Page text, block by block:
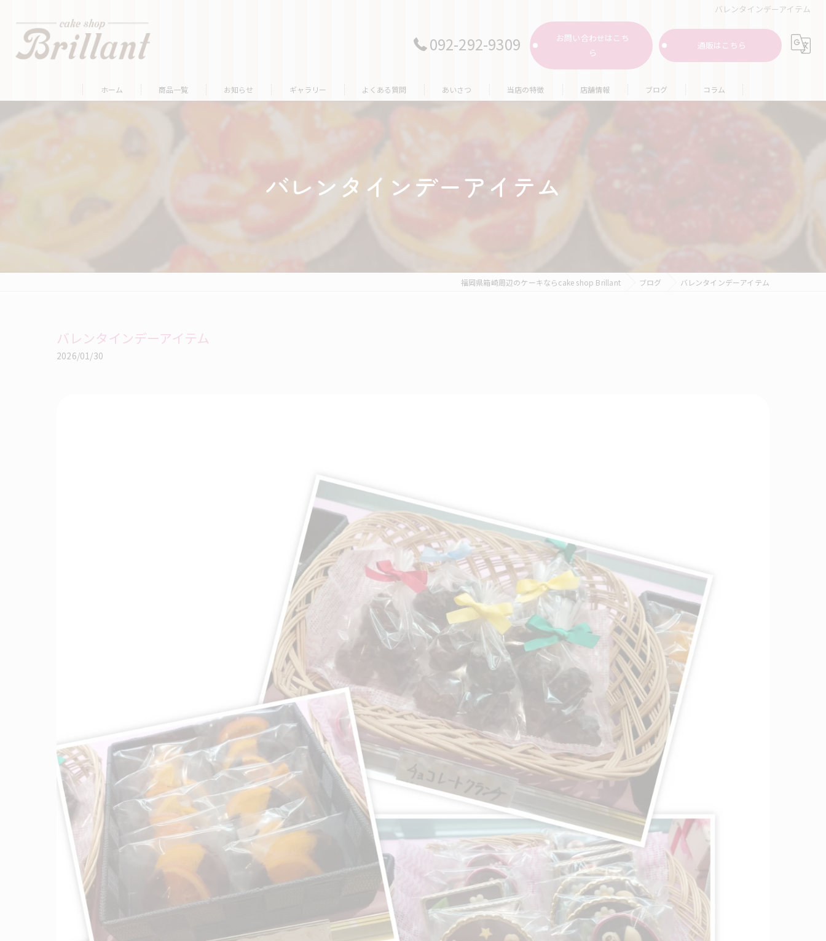
バレンタインデーアイテム
092-292-9309
お問い合わせはこち
ら
通販はこちら
ホーム 商品一覧 お知らせ ギャラリー よくある質問 あいさつ 当店の特徴
低カロリー
店舗情報 ブログ コラム
バレンタインデーアイテム
福岡県箱崎周辺のケーキならcake shop Brillant ブログ バレンタインデーアイテム
バレンタインデーアイテム
2026/01/30